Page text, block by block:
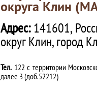
округа Клин
Адрес:141601,
округ Клин, город
Тел. 122 с территории
далее 3 (доб.52212)